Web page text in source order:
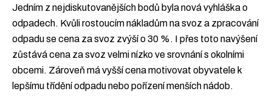
Jedním z nejdiskutovanějších bodů byla nová vyhláška o
odpadech. Kvůli rostoucím nákladům na svoz a zpracování
odpadu se cena za svoz zvýší o 30 %. I přes toto navýšení
zůstává cena za svoz velmi nízko ve srovnání s okolními
obcemi. Zároveň má vyšší cena motivovat obyvatele k
lepšímu třídění odpadu nebo pořízení menších nádob.